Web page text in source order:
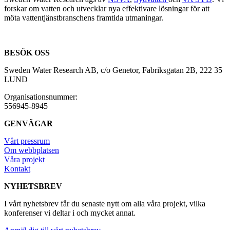
forskar om vatten och utvecklar nya effektivare lösningar för att
möta vattentjänstbranschens framtida utmaningar.
BESÖK OSS
Sweden Water Research AB, c/o Genetor, Fabriksgatan 2B, 222 35
LUND
Organisationsnummer:
556945-8945
GENVÄGAR
Vårt pressrum
Om webbplatsen
Våra projekt
Kontakt
NYHETSBREV
I vårt nyhetsbrev får du senaste nytt om alla våra projekt, vilka
konferenser vi deltar i och mycket annat.